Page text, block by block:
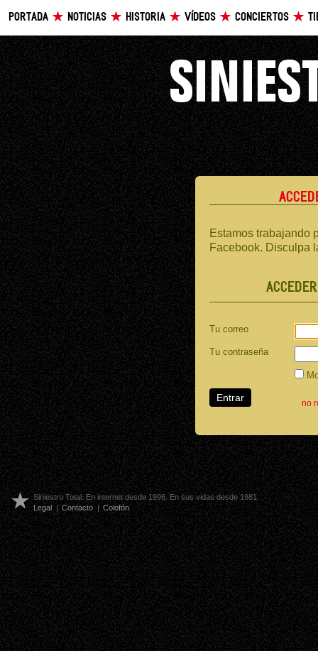
PORTADA NOTICIAS HISTORIA VÍDEOS CONCIERTOS
Estamos trabajando
Facebook. Disculpa
Tu correo
Tu contraseña
no
Siniestro Total. En internet desde 1996. En sus vidas desde 1981.
Legal | Contacto | Colofón